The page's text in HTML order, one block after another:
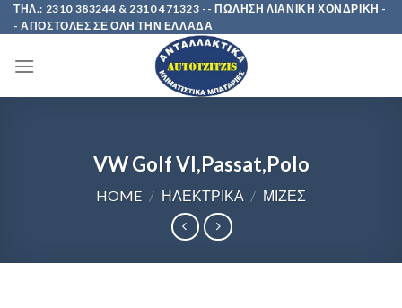
Skip
to
ΤΗΛ.: 2310 383244 & 2310 471323 -- ΠΩΛΗΣΗ ΛΙΑΝΙΚΗ ΧΟΝΔΡΙΚΗ -
- ΑΠΟΣΤΟΛΕΣ ΣΕ ΟΛΗ ΤΗΝ ΕΛΛΑΔΑ
VW Golf VI,Passat,Polo
HOME / ΗΛΕΚΤΡΙΚΑ / ΜΙΖΕΣ